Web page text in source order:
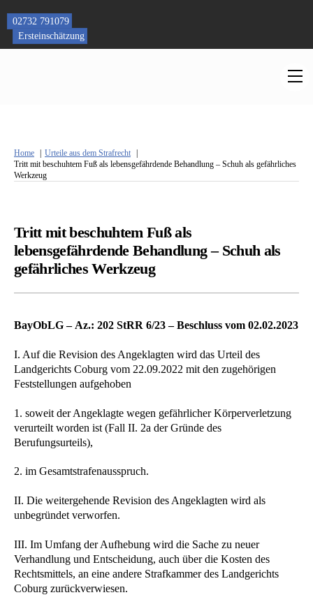
content
02732 791079
Ersteinschätzung
Home
Urteile aus dem Strafrecht
Tritt mit beschuhtem Fuß als lebensgefährdende Behandlung – Schuh als gefährliches
Werkzeug
Tritt mit beschuhtem Fuß als
lebensgefährdende Behandlung – Schuh als
gefährliches Werkzeug
BayObLG – Az.: 202 StRR 6/23 – Beschluss vom 02.02.2023
I. Auf die Revision des Angeklagten wird das Urteil des
Landgerichts Coburg vom 22.09.2022 mit den zugehörigen
Feststellungen aufgehoben
1. soweit der Angeklagte wegen gefährlicher Körperverletzung
verurteilt worden ist (Fall II. 2a der Gründe des
Berufungsurteils),
2. im Gesamtstrafenausspruch.
II. Die weitergehende Revision des Angeklagten wird als
unbegründet verworfen.
III. Im Umfang der Aufhebung wird die Sache zu neuer
Verhandlung und Entscheidung, auch über die Kosten des
Rechtsmittels, an eine andere Strafkammer des Landgerichts
Coburg zurückverwiesen.